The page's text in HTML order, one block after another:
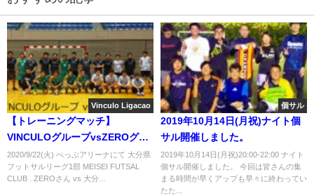
Vinculo Ligacao
【トレーニングマッチ】
VINCULOグループvsZEROグル
ープ2020/9/22(火)
2020/9/22(火) べっぷアリーナにて 大分県
フットサルリーグ1部 MEISEI FUTSAL
CLUB . ZEROさん vs 大分...
個サル
2019年10月14日(月祝)ナイト個
サル開催しました。
2019年10月14日(月祝)20:00-22:00 ナイト
個サル開催しました。 今回は皆さんの集
まる時間が早くアップも早々に終わってい
たた...